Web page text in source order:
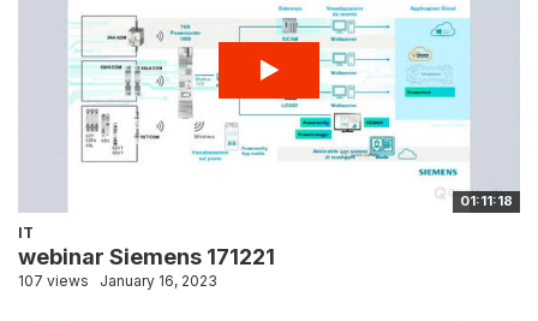
01:11:18
IT
webinar Siemens 171221
107 views January 16, 2023